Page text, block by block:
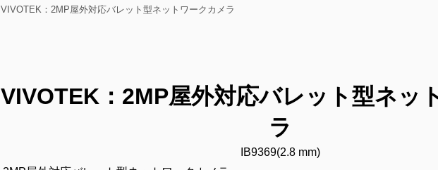
VIVOTEK：2MP屋外対応バレット型ネットワークカメラ
VIVOTEK：2MP屋外対応バレット型ネッ
ラ
IB9369(2.8 mm)